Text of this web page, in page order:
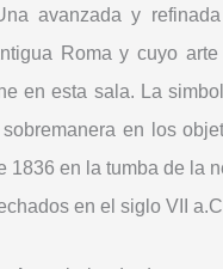
avanzada y
Roma y cuyo
en esta sala. La
en los
1836 en la tumba de la
en el siglo VII a.C